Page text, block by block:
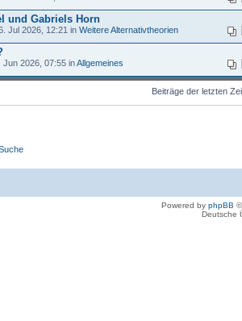
und Gabriels Horn
Jul 2026, 12:21 in Weitere Alternativtheorien
Jun 2026, 07:55 inAllgemeines
Beiträge der letzten
Powered by phpBB
Deutsche